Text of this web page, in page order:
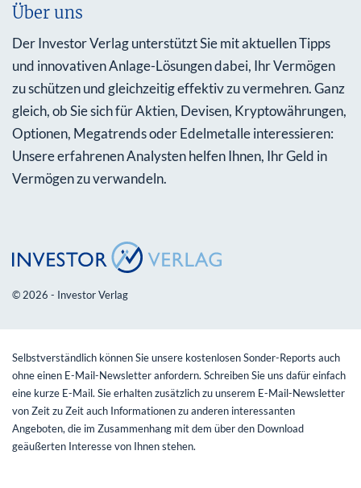
Über uns
Der Investor Verlag unterstützt Sie mit aktuellen Tipps
und innovativen Anlage-Lösungen dabei, Ihr Vermögen
zu schützen und gleichzeitig effektiv zu vermehren. Ganz
gleich, ob Sie sich für Aktien, Devisen, Kryptowährungen,
Optionen, Megatrends oder Edelmetalle interessieren:
Unsere erfahrenen Analysten helfen Ihnen, Ihr Geld in
Vermögen zu verwandeln.
© 2026 - Investor Verlag
Selbstverständlich können Sie unsere kostenlosen Sonder-Reports auch
ohne einen E-Mail-Newsletter anfordern. Schreiben Sie uns dafür einfach
eine kurze E-Mail. Sie erhalten zusätzlich zu unserem E-Mail-Newsletter
von Zeit zu Zeit auch Informationen zu anderen interessanten
Angeboten, die im Zusammenhang mit dem über den Download
geäußerten Interesse von Ihnen stehen.